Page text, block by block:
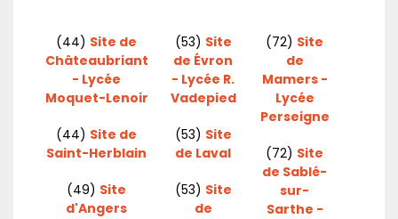
(44) Site de
Châteaubriant
- Lycée
Moquet-Lenoir
(44) Site de
Saint-Herblain
(49) Site
d'Angers
(53) Site
de Évron
- Lycée R.
Vadepied
(53) Site
de Laval
(53) Site
de
(72) Site
de
Mamers -
Lycée
Perseigne
(72) Site
de Sablé-
sur-
Sarthe -